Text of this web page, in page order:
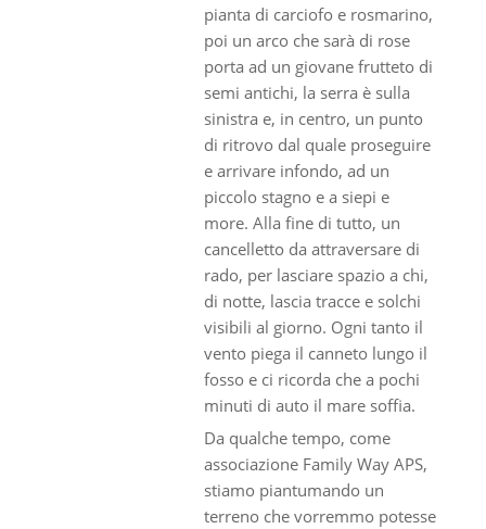
pianta di carciofo e rosmarino,
poi un arco che sarà di rose
porta ad un giovane frutteto di
semi antichi, la serra è sulla
sinistra e, in centro, un punto
di ritrovo dal quale proseguire
e arrivare infondo, ad un
piccolo stagno e a siepi e
more. Alla fine di tutto, un
cancelletto da attraversare di
rado, per lasciare spazio a chi,
di notte, lascia tracce e solchi
visibili al giorno. Ogni tanto il
vento piega il canneto lungo il
fosso e ci ricorda che a pochi
minuti di auto il mare soffia.
Da qualche tempo, come
associazione Family Way APS,
stiamo piantumando un
terreno che vorremmo potesse